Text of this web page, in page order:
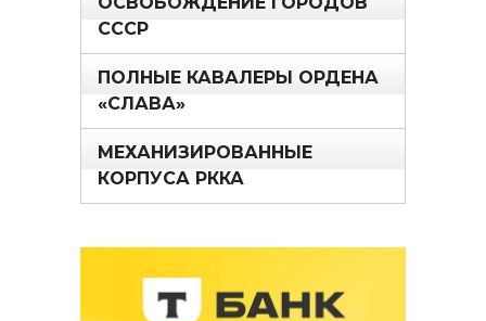
СССР
ПОЛНЫЕ КАВАЛЕРЫ ОРДЕНА
«СЛАВА»
МЕХАНИЗИРОВАННЫЕ
КОРПУСА РККА